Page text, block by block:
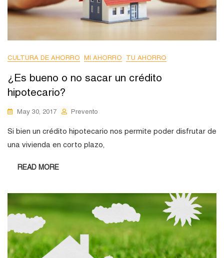
CULTURA DE AHORRO MI AHORRO TU AHORRO
¿Es bueno o no sacar un crédito
hipotecario?
May 30, 2017 Prevento
Si bien un crédito hipotecario nos permite poder disfrutar de
una vivienda en corto plazo,
READ MORE